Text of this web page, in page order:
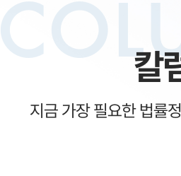
칼
지금 가장 필요한 법률